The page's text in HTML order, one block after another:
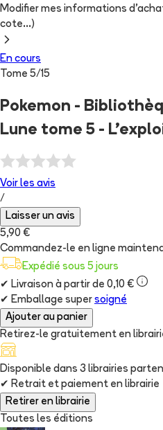
Modifier mes informations
cote...)
En cours
Tome 5/15
Pokemon -
Lune tome 5 -
Voir les avis
/
Laisser un avis
5,90 €
Commandez-le en ligne
Expédié sous 5 jours
✔ Livraison à partir de 0,10 €
✔ Emballage super soigné
Ajouter au panier
Retirez-le gratuitement en
Disponible dans 3 librairies
✔ Retrait et paiement en librairie
Retirer en librairie
Toutes les éditions